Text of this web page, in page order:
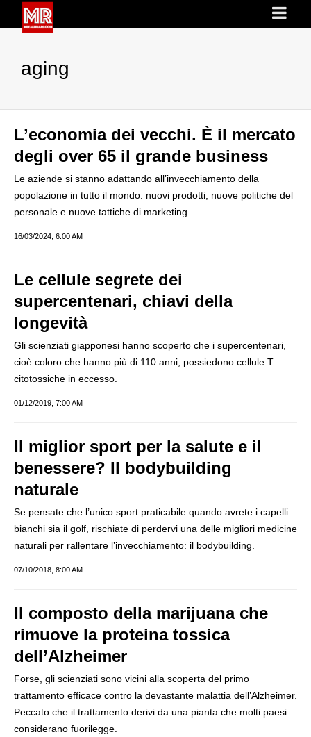
aging
L’economia dei vecchi. È il mercato
degli over 65 il grande business
Le aziende si stanno adattando all’invecchiamento della
popolazione in tutto il mondo: nuovi prodotti, nuove politiche del
personale e nuove tattiche di marketing.
16/03/2024, 6:00 AM
Le cellule segrete dei
supercentenari, chiavi della
longevità
Gli scienziati giapponesi hanno scoperto che i supercentenari,
cioè coloro che hanno più di 110 anni, possiedono cellule T
citotossiche in eccesso.
01/12/2019, 7:00 AM
Il miglior sport per la salute e il
benessere? Il bodybuilding
naturale
Se pensate che l’unico sport praticabile quando avrete i capelli
bianchi sia il golf, rischiate di perdervi una delle migliori medicine
naturali per rallentare l’invecchiamento: il bodybuilding.
07/10/2018, 8:00 AM
Il composto della marijuana che
rimuove la proteina tossica
dell’Alzheimer
Forse, gli scienziati sono vicini alla scoperta del primo
trattamento efficace contro la devastante malattia dell’Alzheimer.
Peccato che il trattamento derivi da una pianta che molti paesi
considerano fuorilegge.